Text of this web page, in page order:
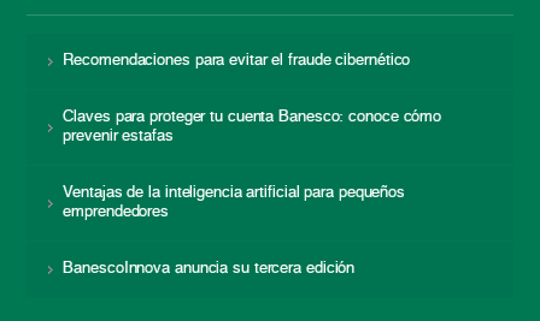
Recomendaciones para evitar el fraude cibernético
Claves para proteger tu cuenta Banesco: conoce cómo
prevenir estafas
Ventajas de la inteligencia artificial para pequeños
emprendedores
BanescoInnova anuncia su tercera edición